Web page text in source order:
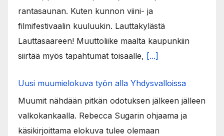
rantasaunan. Kuten kunnon viini- ja
filmifestivaalin kuuluukin. Lauttakylästä
Lauttasaareen! Muuttoliike maalta kaupunkiin
siirtää myös tapahtumat toisaalle, [...]
Uusi muumielokuva työn alla Yhdysvalloissa
Muumit nähdään pitkän odotuksen jälkeen jälleen
valkokankaalla. Rebecca Sugarin ohjaama ja
käsikirjoittama elokuva tulee olemaan